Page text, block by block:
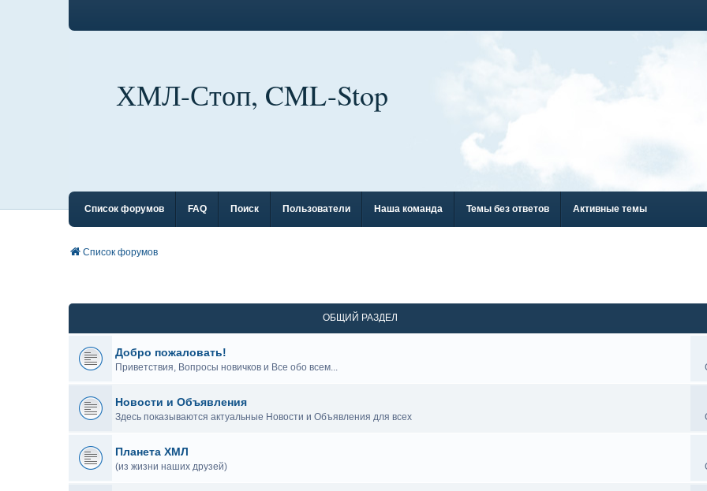
ХМЛ-Стоп, CML-Stop
Список форумов FAQ Поиск Пользователи Наша команда Темы без ответов Активные темы
Список форумов
ОБЩИЙ РАЗДЕЛ
Добро пожаловать!
Приветствия, Вопросы новичков и Все обо всем...
Новости и Объявления
Здесь показываются актуальные Новости и Объявления для всех
Планета ХМЛ
(из жизни наших друзей)